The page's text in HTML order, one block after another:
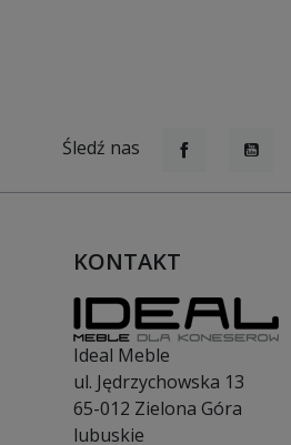
Śledź nas
KONTAKT
Ideal Meble
ul. Jędrzychowska 13
65-012 Zielona Góra
lubuskie